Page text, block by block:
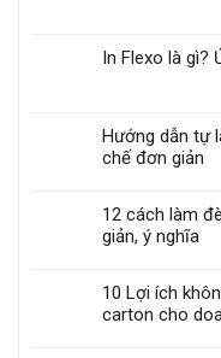
In Flexo là gì?
Hướng dẫn tự
chế đơn giản
12 cách làm
giản, ý nghĩa
10 Lợi ích
carton cho